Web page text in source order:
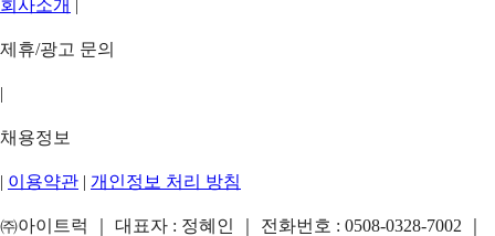
회사소개 |
제휴/광고 문의
|
채용정보
| 이용약관 | 개인정보 처리 방침
㈜아이트럭 ｜ 대표자 : 정혜인 ｜ 전화번호 : 0508-0328-7002